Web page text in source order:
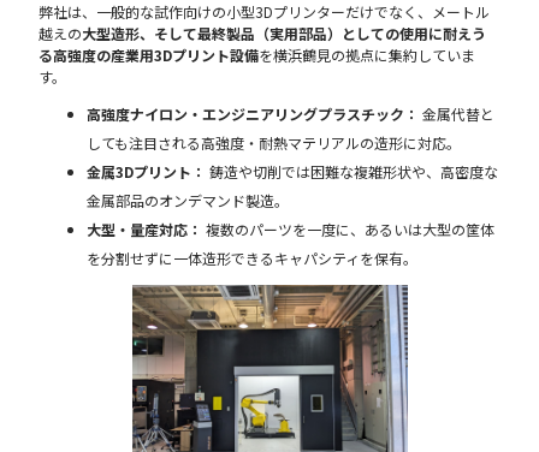
弊社は、一般的な試作向けの小型3Dプリンターだけでなく、メートル
越えの大型造形、そして最終製品（実用部品）としての使用に耐えう
る高強度の産業用3Dプリント設備を横浜鶴見の拠点に集約していま
す。
高強度ナイロン・エンジニアリングプラスチック： 金属代替と
しても注目される高強度・耐熱マテリアルの造形に対応。
金属3Dプリント： 鋳造や切削では困難な複雑形状や、高密度な
金属部品のオンデマンド製造。
大型・量産対応： 複数のパーツを一度に、あるいは大型の筐体
を分割せずに一体造形できるキャパシティを保有。